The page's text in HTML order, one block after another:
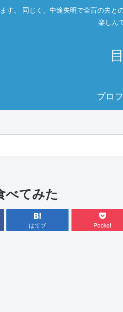
す。 同じく、中途失明で全盲の夫
楽しん
プロ
べてみた
はてブ Pocket